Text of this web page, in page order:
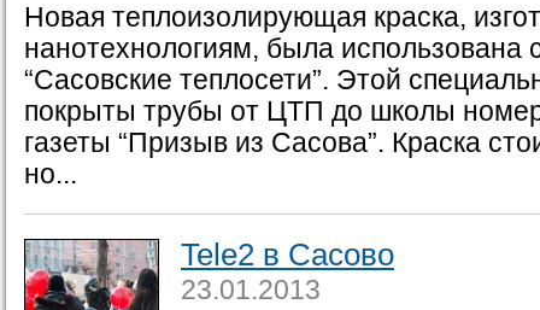
Новая теплоизолирующая краска,
нанотехнологиям, была
“Сасовские теплосети”. Этой
покрыты трубы от ЦТП до школы
газеты “Призыв из Сасова”. Краска
но...
Tele2 в Сасово
23.01.2013